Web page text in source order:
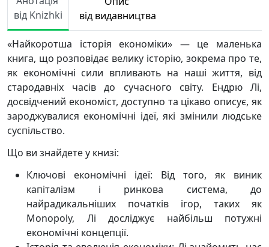
від Knizhki
від видавництва
«Найкоротша історія економіки» — це маленька
книга, що розповідає велику історію, зокрема про те,
як економічні сили впливають на наші життя, від
стародавніх часів до сучасного світу. Ендрю Лі,
досвідчений економіст, доступно та цікаво описує, як
зароджувалися економічні ідеї, які змінили людське
суспільство.
Що ви знайдете у книзі:
Ключові економічні ідеї: Від того, як виник
капіталізм і ринкова система, до
найрадикальніших початків ігор, таких як
Monopoly, Лі досліджує найбільш потужні
економічні концепції.